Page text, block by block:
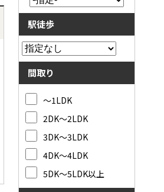
駅徒歩
間取り
～1LDK
2DK～2LDK
3DK～3LDK
4DK～4LDK
5DK～5LDK以上